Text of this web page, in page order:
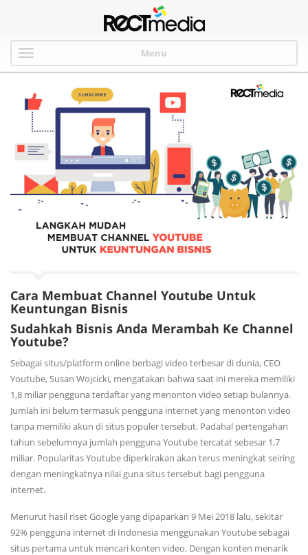
Menu
Cara Membuat Channel Youtube Untuk
Keuntungan Bisnis
Sudahkah Bisnis Anda Merambah Ke Channel
Youtube?
Sebagai situs/platform online berbagi video terbesar di dunia, CEO
Youtube, Susan Wojcicki, mengatakan bahwa saat ini mereka memiliki
1,8 miliar pengguna terdaftar yang menonton video setiap bulannya.
Jumlah ini belum termasuk pengguna internet yang menonton video
tanpa memiliki akun di situs populer tersebut. Padahal pertengahan
tahun sebelumnya jumlah pengguna Youtube tercatat sebesar 1,7
miliar. Popularitas Youtube diperkirakan akan terus meningkat seiring
dengan meningkatnya nilai guna situs tersebut bagi pengguna
internet.
Menurut hasil riset Google yang dipaparkan 9 Mei 2018 lalu, sekitar
92% pengguna internet di Indonesia menggunakan Youtube sebagai
situs pertama untuk mencari konten video. Dengan konten menarik